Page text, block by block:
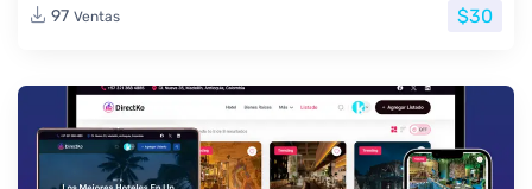
97 Ventas $30